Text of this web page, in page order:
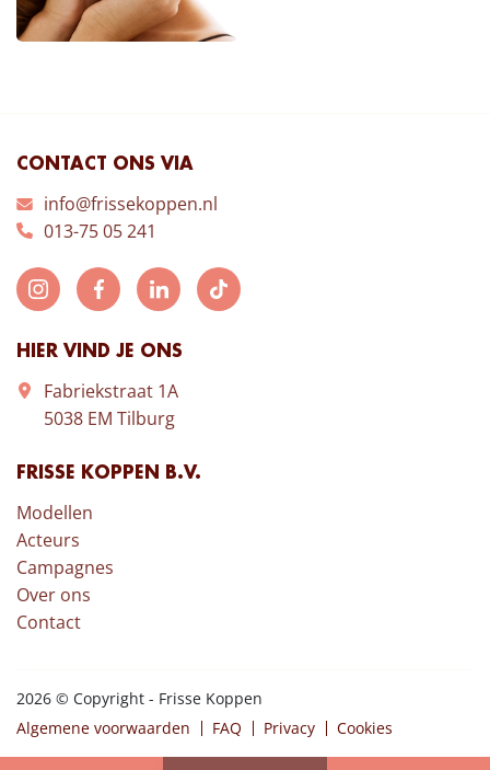
CONTACT ONS VIA
info@frissekoppen.nl
013-75 05 241
HIER VIND JE ONS
Fabriekstraat 1A
5038 EM Tilburg
FRISSE KOPPEN B.V.
Modellen
Acteurs
Campagnes
Over ons
Contact
2026 © Copyright - Frisse Koppen
Algemene voorwaarden
FAQ Privacy Cookies